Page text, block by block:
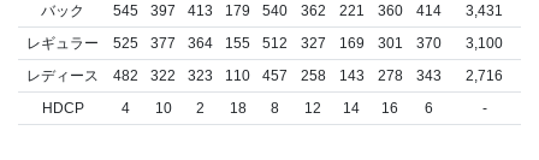
バック 545 397 413 179 540 362 221 360 414
3,431
レギュラー
525 377 364 155 512 327 169 301 370
3,100
レディース
482 322 323 110 457 258 143 278 343
2,716
HDCP
4 10 2 18 8 12 14 16 6 -